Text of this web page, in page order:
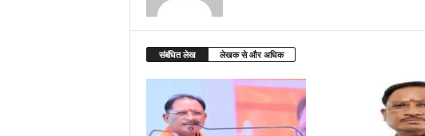
संबंधित लेख लेखक से और अधिक